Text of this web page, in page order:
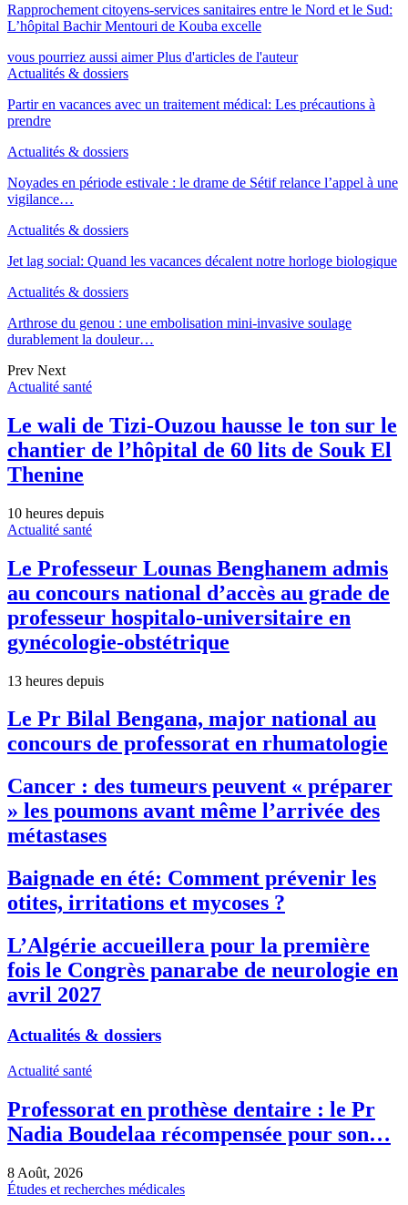
Rapprochement citoyens-services sanitaires entre le Nord et le Sud:
L’hôpital Bachir Mentouri de Kouba excelle
vous pourriez aussi aimer Plus d'articles de l'auteur
Actualités & dossiers
Partir en vacances avec un traitement médical: Les précautions à
prendre
Actualités & dossiers
Noyades en période estivale : le drame de Sétif relance l’appel à une
vigilance…
Actualités & dossiers
Jet lag social: Quand les vacances décalent notre horloge biologique
Actualités & dossiers
Arthrose du genou : une embolisation mini-invasive soulage
durablement la douleur…
Prev Next
Actualité santé
Le wali de Tizi-Ouzou hausse le ton sur le
chantier de l’hôpital de 60 lits de Souk El
Thenine
10 heures depuis
Actualité santé
Le Professeur Lounas Benghanem admis
au concours national d’accès au grade de
professeur hospitalo-universitaire en
gynécologie-obstétrique
13 heures depuis
Le Pr Bilal Bengana, major national au
concours de professorat en rhumatologie
Cancer : des tumeurs peuvent « préparer
» les poumons avant même l’arrivée des
métastases
Baignade en été: Comment prévenir les
otites, irritations et mycoses ?
L’Algérie accueillera pour la première
fois le Congrès panarabe de neurologie en
avril 2027
Actualités & dossiers
Actualité santé
Professorat en prothèse dentaire : le Pr
Nadia Boudelaa récompensée pour son…
8 Août, 2026
Études et recherches médicales